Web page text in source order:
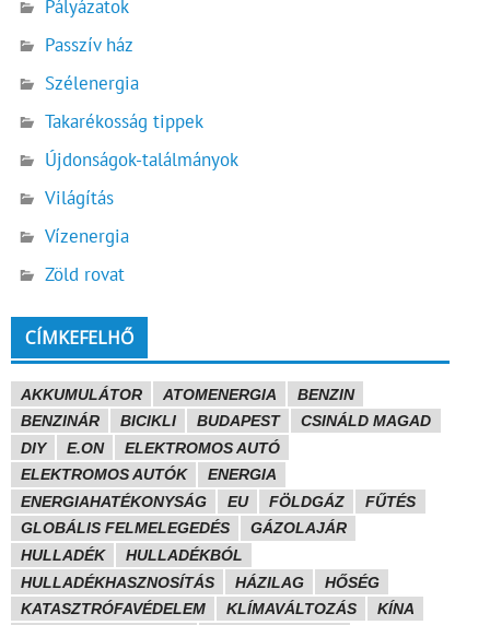
Pályázatok
Passzív ház
Szélenergia
Takarékosság tippek
Újdonságok-találmányok
Világítás
Vízenergia
Zöld rovat
CÍMKEFELHŐ
AKKUMULÁTOR ATOMENERGIA
BENZIN
BENZINÁR
BICIKLI BUDAPEST
CSINÁLD MAGAD
DIY
E.ON
ELEKTROMOS AUTÓ
ELEKTROMOS AUTÓK
ENERGIA
ENERGIAHATÉKONYSÁG
EU FÖLDGÁZ
FŰTÉS
GLOBÁLIS FELMELEGEDÉS
GÁZOLAJÁR
HULLADÉK
HULLADÉKBÓL
HULLADÉKHASZNOSÍTÁS
HÁZILAG
HŐSÉG
KATASZTRÓFAVÉDELEM
KLÍMAVÁLTOZÁS
KÍNA